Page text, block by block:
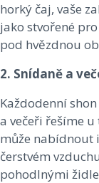
horký čaj, vaše
jako stvořené
pod hvězdnou
2. Snídaně a
Každodenní
a večeři řešíme
může nabídnout
čerstvém
pohodlnými